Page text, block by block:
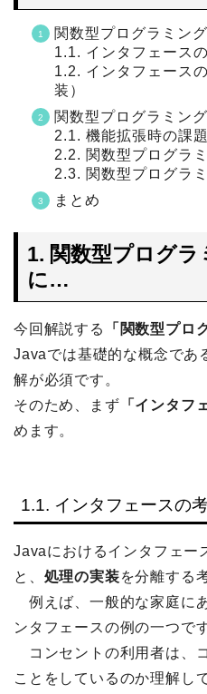
関数型プログラミン
1.1. インタフェース
1.2. インタフェース
装）
関数型プログラミング
2.1. 機能拡張時の課題
2.2. 関数型プログラ
2.3. 関数型プログラ
まとめ
1. 関数型プログ
に…
今回解説する 「関数型プロ
Javaでは基礎的な概念であ
解が必須です。
そのため、まず 「インタフ
めます。
1.1. インタフェースの
Javaにおけるインタフェー
と、 処理の実装を分離する
例えば、一般的な家庭に
ンタフェースの例の一つです
コンセントの利用者は、
ことをしているのか理解し